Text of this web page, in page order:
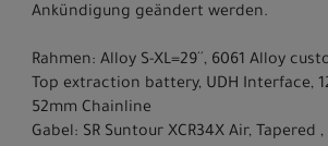
Ankündigung geändert werden.
Rahmen: Alloy S-XL=29´´, 6061 Alloy
Top extraction battery, UDH Interface,
52mm Chainline
Gabel: SR Suntour XCR34X Air, Tapered